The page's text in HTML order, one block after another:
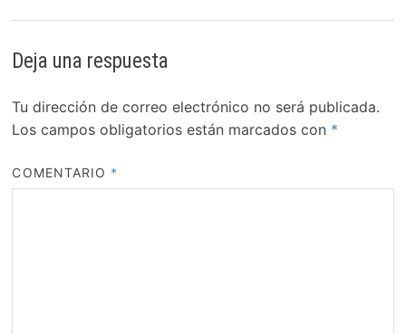
Deja una respuesta
Tu dirección de correo electrónico no será publicada.
Los campos obligatorios están marcados con *
COMENTARIO *